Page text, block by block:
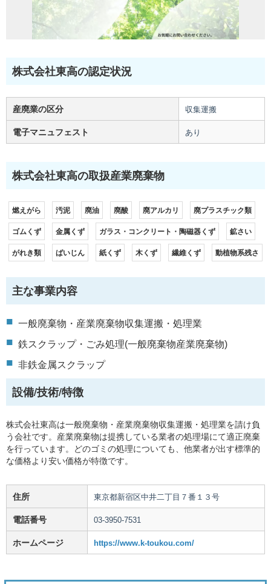
株式会社東高の認定状況
産廃業の区分 収集運搬
電子マニュフェスト あり
株式会社東高の取扱産業廃棄物
燃えがら 汚泥 廃油 廃酸 廃アルカリ
廃プラスチック類
ゴムくず
金属くず ガラス・コンクリート・陶磁器くず
鉱さい
がれき類
ばいじん 紙くず 木くず 繊維くず 動植物系残さ
主な事業内容
一般廃棄物・産業廃棄物収集運搬・処理業
鉄スクラップ・ごみ処理(一般廃棄物産業廃棄物)
非鉄金属スクラップ
設備/技術/特徴
株式会社東高は一般廃棄物・産業廃棄物収集運搬・処理業を請け負
う会社です。産業廃棄物は提携している業者の処理場にて適正廃棄
を行っています。どのゴミの処理についても、他業者が出す標準的
な価格より安い価格が特徴です。
住所 東京都新宿区中井二丁目７番１３号
電話番号 03-3950-7531
ホームページ https://www.k-toukou.com/